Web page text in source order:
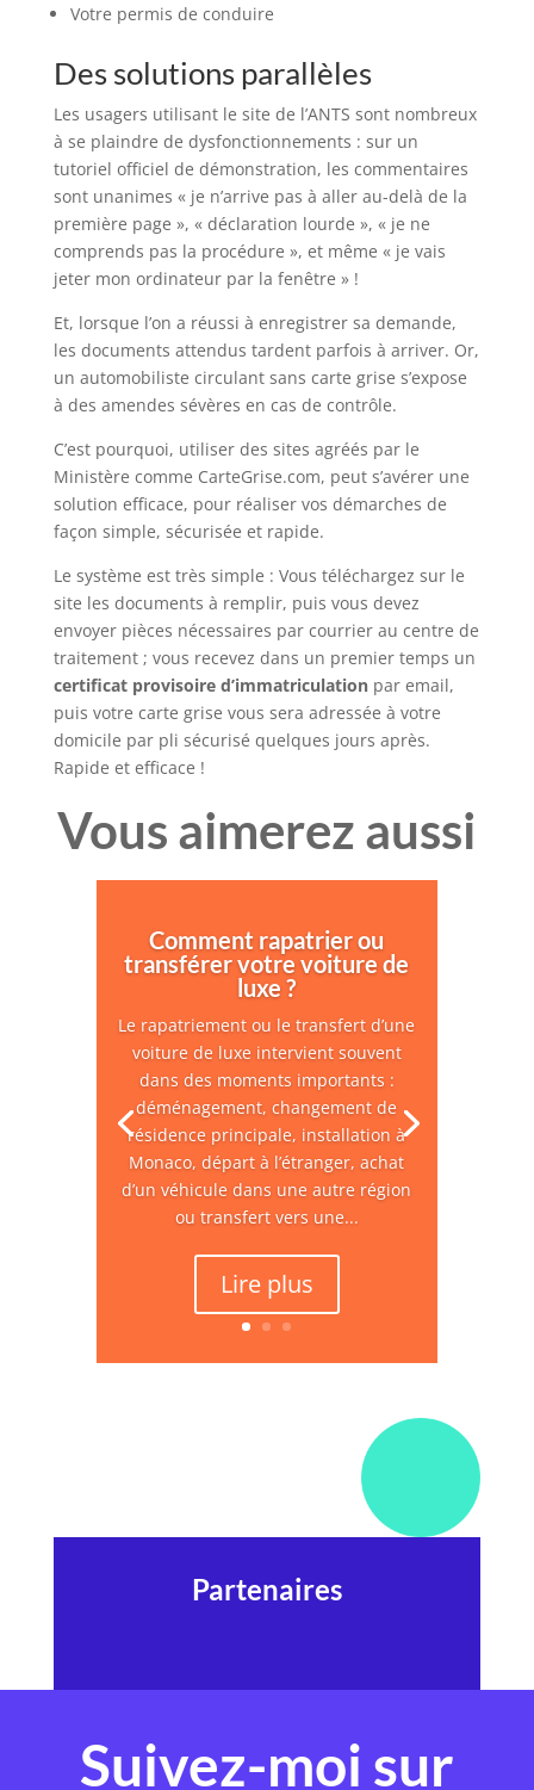
Votre permis de conduire
Des solutions parallèles
Les usagers utilisant le site de l’ANTS sont nombreux
à se plaindre de dysfonctionnements : sur un
tutoriel officiel de démonstration, les commentaires
sont unanimes « je n’arrive pas à aller au-delà de la
première page », « déclaration lourde », « je ne
comprends pas la procédure », et même « je vais
jeter mon ordinateur par la fenêtre » !
Et, lorsque l’on a réussi à enregistrer sa demande,
les documents attendus tardent parfois à arriver. Or,
un automobiliste circulant sans carte grise s’expose
à des amendes sévères en cas de contrôle.
C’est pourquoi, utiliser des sites agréés par le
Ministère comme CarteGrise.com, peut s’avérer une
solution efficace, pour réaliser vos démarches de
façon simple, sécurisée et rapide.
Le système est très simple : Vous téléchargez sur le
site les documents à remplir, puis vous devez
envoyer pièces nécessaires par courrier au centre de
traitement ; vous recevez dans un premier temps un
certificat provisoire d’immatriculationpar email,
puis votre carte grise vous sera adressée à votre
domicile par pli sécurisé quelques jours après.
Rapide et efficace !
Vous aimerez aussi
Comment rapatrier ou
transférer votre voiture de
luxe ?
Le rapatriement ou le transfert d’une
voiture de luxe intervient souvent
dans des moments importants :
déménagement, changement de
résidence principale, installation à
Monaco, départ à l’étranger, achat
d’un véhicule dans une autre région
ou transfert vers une...
Lire plus
Partenaires
Suivez-moi sur